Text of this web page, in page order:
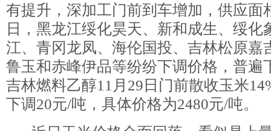
有提升，深加工门前到车增加，供应面
日，黑龙江绥化昊天、新和成生、绥化
江、青冈龙凤、海伦国投、吉林松原嘉
鲁玉和赤峰伊品等纷纷下调价格，普遍
吉林燃料乙醇11月29日门前散收玉米
下调20元/吨，具体价格为2480元/吨。